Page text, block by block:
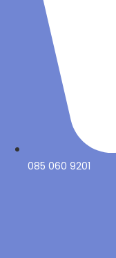
085 060 9201